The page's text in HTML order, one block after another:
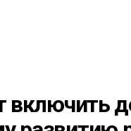
включить